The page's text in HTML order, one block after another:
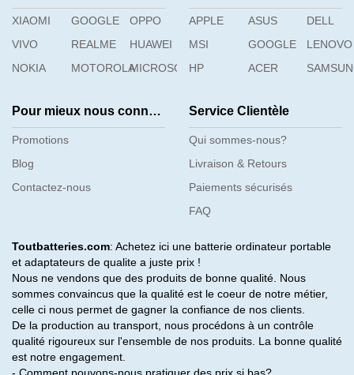
XIAOMI GOOGLE
OPPO
VIVO
REALME
HUAWEI
NOKIA
MOTOROLAMICROSOFT
APPLE ASUS
DELL
MSI
GOOGLE
LENOVO
HP
ACER
Pour mieux nous connaître
Promotions
Blog
Contactez-nous
Service Clientèle
Qui sommes-nous?
Livraison & Retours
Paiements sécurisés
FAQ
Toutbatteries.com: Achetez ici une batterie ordinateur portable
et adaptateurs de qualite a juste prix !
Nous ne vendons que des produits de bonne qualité. Nous
sommes convaincus que la qualité est le coeur de notre métier,
celle ci nous permet de gagner la confiance de nos clients.
De la production au transport, nous procédons à un contrôle
qualité rigoureux sur l'ensemble de nos produits. La bonne qualité
est notre engagement.